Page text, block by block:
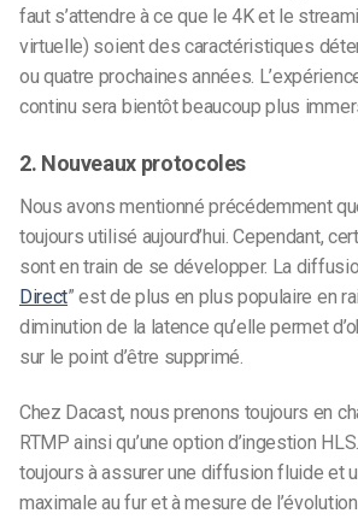
faut s’attendre à ce que le 4K et le
virtuelle) soient des caractéristiques
ou quatre prochaines années.
continu sera bientôt beaucoup plus
2. Nouveaux protocoles
Nous avons mentionné précédemment
toujours utilisé aujourd’hui. Cependant,
sont en train de se développer. La
Direct” est de plus en plus populaire en
diminution de la latence qu’elle permet
sur le point d’être supprimé.
Chez Dacast, nous prenons toujours en
RTMP ainsi qu’une option d’ingestion
toujours à assurer une diffusion fluide et
maximale au fur et à mesure de